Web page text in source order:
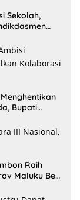
Sekolah,
Bupati
Raih
Maluku Beri